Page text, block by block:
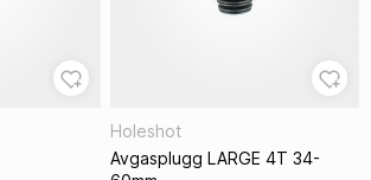
Holeshot
Avgasplugg LARGE 4T 34-